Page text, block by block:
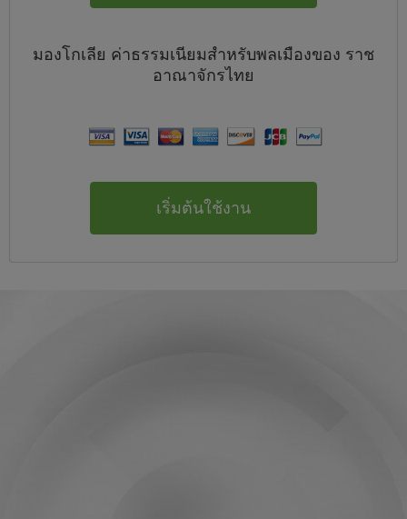
มองโกเลีย ค่าธรรมเนียมสำหรับพลเมืองของ ราช
อาณาจักรไทย
เริ่มต้นใช้งาน